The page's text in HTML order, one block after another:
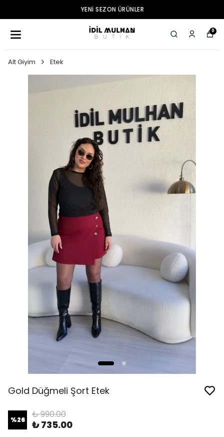
YENI SEZON ÜRÜNLER
0
Alt Giyim Etek
Gold Düğmeli Şort Etek
%26 ₺ 990.00
₺ 735.00